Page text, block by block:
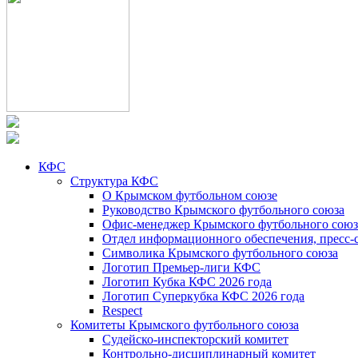
КФС
Структура КФС
О Крымском футбольном союзе
Руководство Крымского футбольного союза
Офис-менеджер Крымского футбольного
Отдел информационного обеспечения, пресс-
Символика Крымского футбольного союза
Логотип Премьер-лиги КФС
Логотип Кубка КФС 2026 года
Логотип Суперкубка КФС 2026 года
Respect
Комитеты Крымского футбольного союза
Судейско-инспекторский комитет
Контрольно-дисциплинарный комитет